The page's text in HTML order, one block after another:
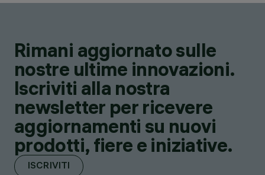
Rimani aggiornato sulle
nostre ultime innovazioni.
Iscriviti alla nostra
newsletter per ricevere
aggiornamenti su nuovi
prodotti, fiere e iniziative.
ISCRIVITI